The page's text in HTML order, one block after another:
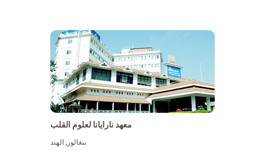
معهد نارايانا لعلوم القلب
بنغالور,الهند